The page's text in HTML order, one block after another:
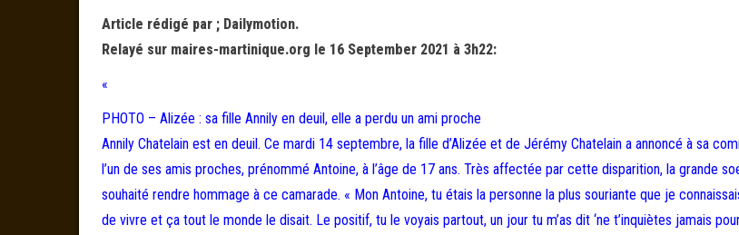
Article rédigé par ; Dailymotion.
Relayé sur maires-martinique.org le 16 September 2021 à 3h22:
«
PHOTO – Alizée : sa fille Annily en deuil, elle a perdu un ami proche
Annily Chatelain est en deuil. Ce mardi 14 septembre, la fille d’Alizée et de Jérémy Chatelain a annoncé à sa
l’un de ses amis proches, prénommé Antoine, à l’âge de 17 ans. Très affectée par cette disparition, la grande
souhaité rendre hommage à ce camarade. « Mon Antoine, tu étais la personne la plus souriante que je
de vivre et ça tout le monde le disait. Le positif, tu le voyais partout, un jour tu m’as dit ‘ne t’inquiètes jamais